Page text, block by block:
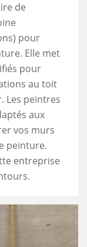
de
pour
Elle met
pour
au toit
Les peintres
aux
vos murs
peinture.
entreprise